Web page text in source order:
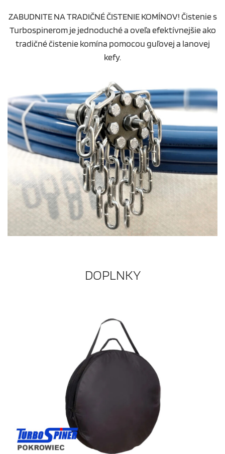
ZABUDNITE NA TRADIČNÉ ČISTENIE KOMÍNOV! Čistenie s
Turbospinerom je jednoduché a oveľa efektívnejšie ako
tradičné čistenie komína pomocou guľovej a lanovej
kefy.
DOPLNKY